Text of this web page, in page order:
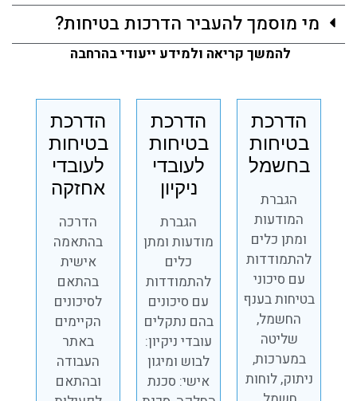
מי מוסמך להעביר הדרכות בטיחות?
להמשך קריאה ולמידע ייעודי בהרחבה
הדרכת
בטיחות
בחשמל
הגברת
המודעות
ומתן כלים
להתמודדות
עם סיכוני
בטיחות בענף
החשמל,
שליטה
במערכות,
ניתוק, לוחות
הדרכת
בטיחות
לעובדי
ניקיון
הגברת
מודעות ומתן
כלים
להתמודדות
עם סיכונים
בהם נתקלים
עובדי ניקיון:
לבוש ומיגון
אישי: סכנת
הדרכת
בטיחות
לעובדי
אחזקה
הדרכה
בהתאמה
אישית
בהתאם
לסיכונים
הקיימים
באתר
העבודה
ובהתאם